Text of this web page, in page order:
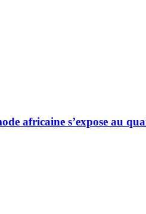
africaine s’expose au